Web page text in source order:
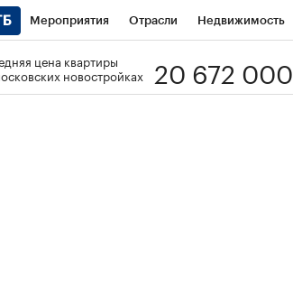
Мероприятия Отрасли Недвижимость
РБК РБК Образование
цена квартиры
новостройках
20 672 000